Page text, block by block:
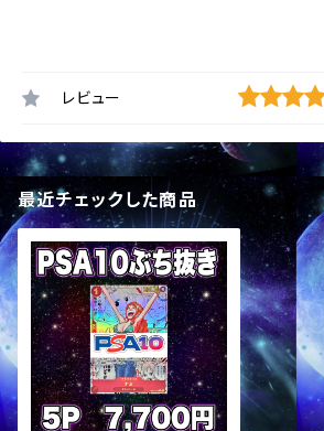
レビュー
最近チェックした商品